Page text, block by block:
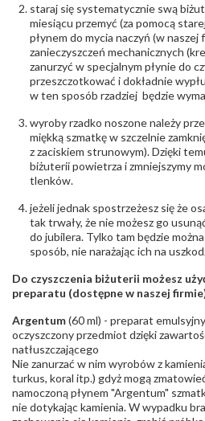
- rodzaj
ostrzeżenia:
,Elementy w
staraj się systematycznie swą
miesiącu przemyć (za pomocą
płynem do mycia naczyń (w
zanieczyszczeń mechanicznych
zanurzyć w specjalnym płynie do
przeszczotkować i dokładnie
w ten sposób rzadziej będzie
wyroby rzadko noszone należy
miękką szmatkę w szczelnie
z zaciskiem strunowym). Dzięki
biżuterii powietrza i zmniejszymy
tlenków.
jeżeli jednak spostrzeżesz się że
tak trwały, że nie możesz go
do jubilera. Tylko tam będzie
sposób, nie narażając ich na
Do czyszczenia biżuterii możesz
preparatu (dostępne w naszej
Argentum(60 ml) - preparat
oczyszczony przedmiot dzięki
natłuszczającego
Nie zanurzać w nim wyrobów z
turkus, koral itp.) gdyż mogą
namoczoną płynem "Argentum"
nie dotykając kamienia. W wypadku